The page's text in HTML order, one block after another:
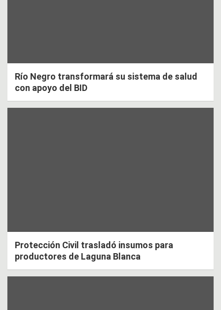
Río Negro transformará su sistema de salud
con apoyo del BID
Protección Civil trasladó insumos para
productores de Laguna Blanca